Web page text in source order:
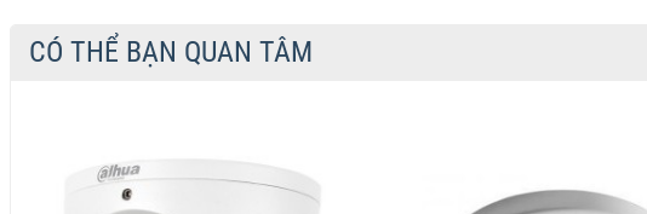
CÓ THỂ BẠN QUAN TÂM